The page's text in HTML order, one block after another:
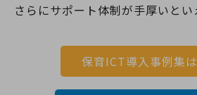
さらにサポート体制が手厚いとい
保育ICT導入事例集